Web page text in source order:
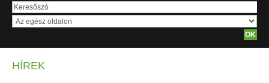
HÍREK